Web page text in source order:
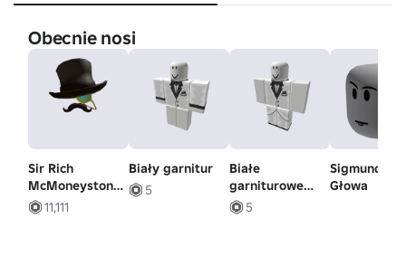
Obecnie nosi
Sir Rich
McMoneyston,
III Przebranie
11,111
Biały garnitur
5
Białe
garniturowe
spodnie
5
Sigmund -
Głowa